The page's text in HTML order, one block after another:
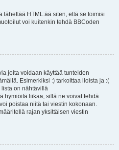
lähettää HTML:ää siten, että se toimisi
voi kuitenkin tehdä BBCoden
joita voidaan käyttää tunteiden
Esimerkiksi :) tarkoittaa iloista ja :(
on nähtävillä
hymiöitä liikaa, sillä ne voivat tehdä
poistaa niitä tai viestin kokonaan.
rajan yksittäisen viestin